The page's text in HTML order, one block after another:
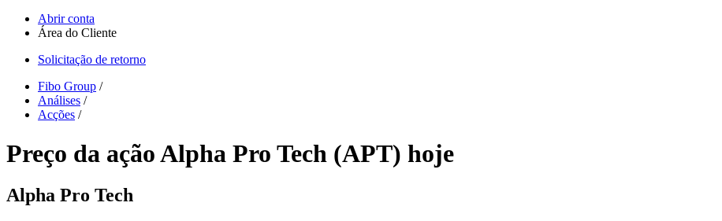
Abrir conta
Área do Cliente
Solicitação de retorno
Fibo Group /
Análises /
Acções /
Preço da ação Alpha Pro Tech (APT) hoje
Alpha Pro Tech